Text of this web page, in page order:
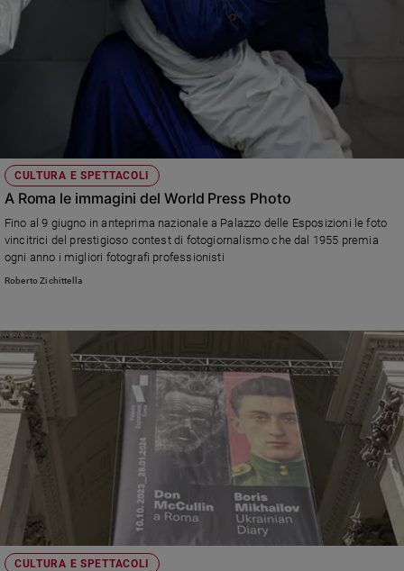
CULTURA E SPETTACOLI
A Roma le immagini del World Press Photo
Fino al 9 giugno in anteprima nazionale a Palazzo delle Esposizioni le foto
vincitrici del prestigioso contest di fotogiornalismo che dal 1955 premia
ogni anno i migliori fotografi professionisti
Roberto Zichittella
CULTURA E SPETTACOLI